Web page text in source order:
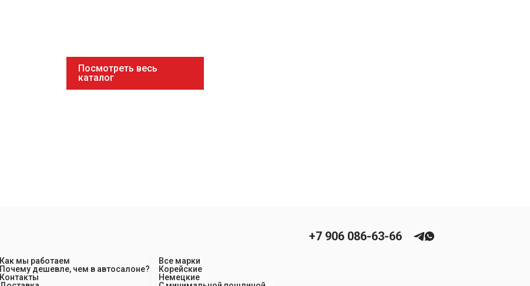
Посмотреть весь
каталог
Как мы работаем
Почему дешевле, чем в автосалоне?
Контакты
Все марки
Корейские
Немецкие
+7 906 086-63-66